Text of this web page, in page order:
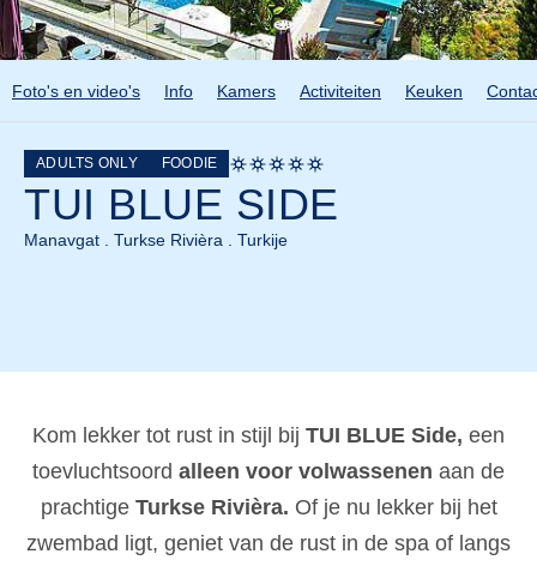
Foto's en video's Info Kamers Activiteiten Keuken
ADULTS ONLY FOODIE
TUI BLUE SIDE
Manavgat . Turkse Rivièra . Turkije
Kom lekker tot rust in stijl bij TUI BLUE Side, een
toevluchtsoord alleen voor volwassenen aan de
prachtige Turkse Rivièra. Of je nu lekker bij het
zwembad ligt, geniet van de rust in de spa of langs